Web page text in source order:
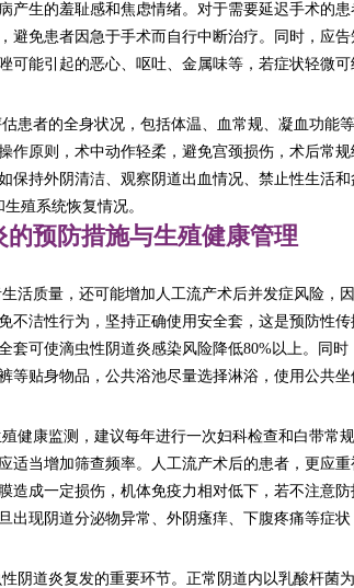
产生的羞耻感和焦虑情绪。对于需要延迟手术的
避免患者因急于手术而自行中断治疗。同时，应
可能引起的恶心、呕吐、金属味等，若症状轻微可
患者的全身状况，包括体温、血常规、凝血功能
作原则，术中动作轻柔，避免宫颈损伤，术后常
保持外阴清洁、观察阴道出血情况、禁止性生活和
殖系统恢复情况。
预防措施与生殖健康管理
活质量，还可能增加人工流产术后并发症风险，
不洁性行为，坚持正确使用安全套，这是预防性传
套可使滴虫性阴道炎感染风险降低80%以上。同时
等贴身物品，公共浴池尽量选择淋浴，使用公共
健康监测，建议每年进行一次妇科检查和白带常规
适当增加筛查频率。人工流产术后的患者，更应重
造成一定损伤，机体免疫力相对低下，若不注意防
出现阴道分泌物异常、外阴瘙痒、下腹疼痛等症状
阴道炎复发的重要环节。正常阴道内以乳酸杆菌